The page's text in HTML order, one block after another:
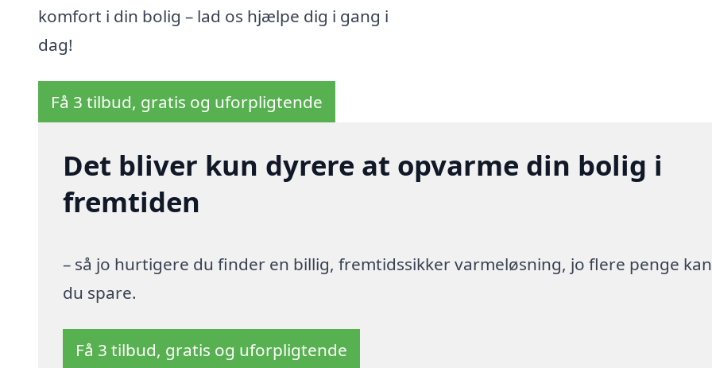
komfort i din bolig – lad os hjælpe dig i gang i
dag!
Få 3 tilbud, gratis og uforpligtende
Det bliver kun dyrere at opvarme din bolig i
fremtiden
– så jo hurtigere du finder en billig, fremtidssikker varmeløsning, jo flere penge kan
du spare.
Få 3 tilbud, gratis og uforpligtende